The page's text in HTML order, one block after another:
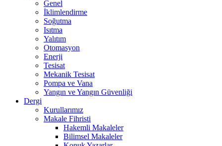
Genel
İklimlendirme
Soğutma
Isıtma
Yalıtım
Otomasyon
Enerji
Tesisat
Mekanik Tesisat
Pompa ve Vana
Yangın ve Yangın Güvenliği
Dergi
Kurullarımız
Makale Fihristi
Hakemli Makaleler
Bilimsel Makaleler